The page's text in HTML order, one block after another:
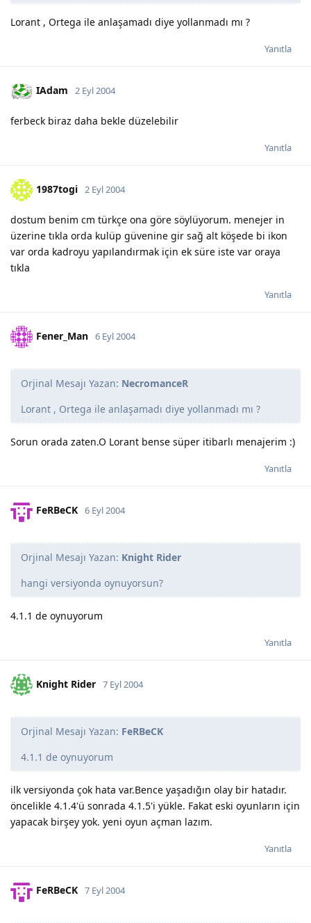
Lorant , Ortega ile anlaşamadı diye yollanmadı mı ?
Yanıtla
IAdam 2 Eyl 2004
ferbeck biraz daha bekle düzelebilir
Yanıtla
1987togi 2 Eyl 2004
dostum benim cm türkçe ona göre söylüyorum. menejer in
üzerine tıkla orda kulüp güvenine gir sağ alt köşede bi ikon
var orda kadroyu yapılandırmak için ek süre iste var oraya
tıkla
Yanıtla
Fener_Man 6 Eyl 2004
Orjinal Mesajı Yazan: NecromanceR
Lorant , Ortega ile anlaşamadı diye yollanmadı mı ?
Sorun orada zaten.O Lorant bense süper itibarlı menajerim :)
Yanıtla
FeRBeCK 6 Eyl 2004
Orjinal Mesajı Yazan: Knight Rider
hangi versiyonda oynuyorsun?
4.1.1 de oynuyorum
Yanıtla
Knight Rider 7 Eyl 2004
Orjinal Mesajı Yazan: FeRBeCK
4.1.1 de oynuyorum
ilk versiyonda çok hata var.Bence yaşadığın olay bir hatadır.
öncelikle 4.1.4'ü sonrada 4.1.5'i yükle. Fakat eski oyunların için
yapacak birşey yok. yeni oyun açman lazım.
Yanıtla
FeRBeCK 7 Eyl 2004